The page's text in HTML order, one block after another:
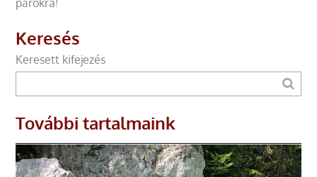
Keresés
Keresett kifejezés
További tartalmaink